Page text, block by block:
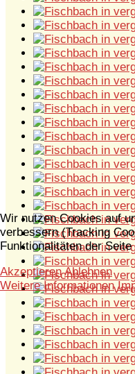
Wir nutzen Cookies auf
verbessern (Tracking
Funktionalitäten der
Akzeptieren Ablehnen
Weitere Informationen